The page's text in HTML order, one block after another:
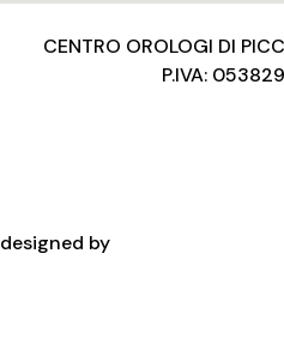
CENTRO OROLOGI DI
P.IVA:
designed by